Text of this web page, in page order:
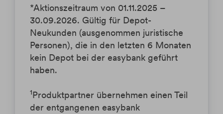
*Aktionszeitraum von 01.11.2025 –
30.09.2026. Gültig für Depot-
Neukunden (ausgenommen juristische
Personen), die in den letzten 6 Monaten
kein Depot bei der easybank geführt
haben.
1Produktpartner übernehmen einen Teil
der entgangenen easybank